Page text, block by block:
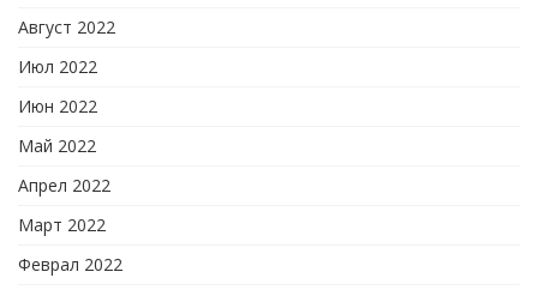
Август 2022
Июл 2022
Июн 2022
Май 2022
Апрел 2022
Март 2022
Феврал 2022